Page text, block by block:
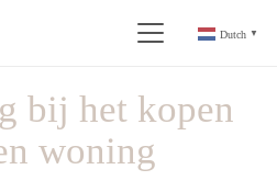
Dutch ▼
bij het kopen
woning